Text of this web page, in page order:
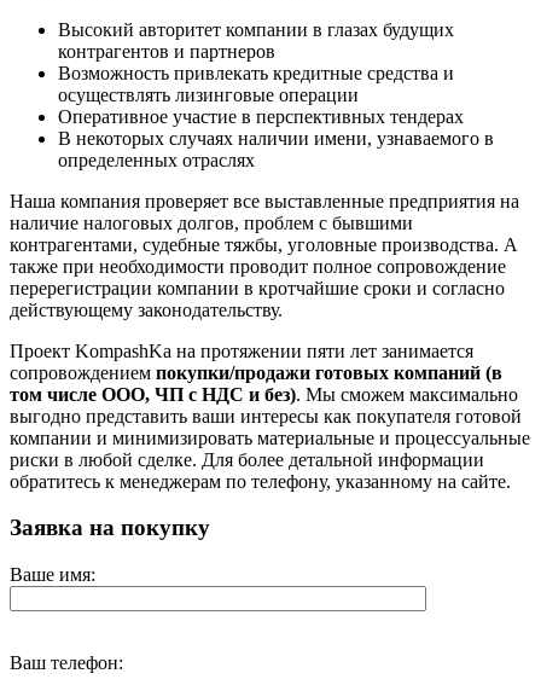
Высокий авторитет компании в глазах будущих
контрагентов и партнеров
Возможность привлекать кредитные средства и
осуществлять лизинговые операции
Оперативное участие в перспективных тендерах
В некоторых случаях наличии имени, узнаваемого в
определенных отраслях
Наша компания проверяет все выставленные предприятия на
наличие налоговых долгов, проблем с бывшими
контрагентами, судебные тяжбы, уголовные производства. А
также при необходимости проводит полное сопровождение
перерегистрации компании в кротчайшие сроки и согласно
действующему законодательству.
Проект KompashKa на протяжении пяти лет занимается
сопровождением покупки/продажи готовых компаний (в
том числе ООО, ЧП с НДС и без). Мы сможем максимально
выгодно представить ваши интересы как покупателя готовой
компании и минимизировать материальные и процессуальные
риски в любой сделке. Для более детальной информации
обратитесь к менеджерам по телефону, указанному на сайте.
Заявка на покупку
Ваше имя:
Ваш телефон: